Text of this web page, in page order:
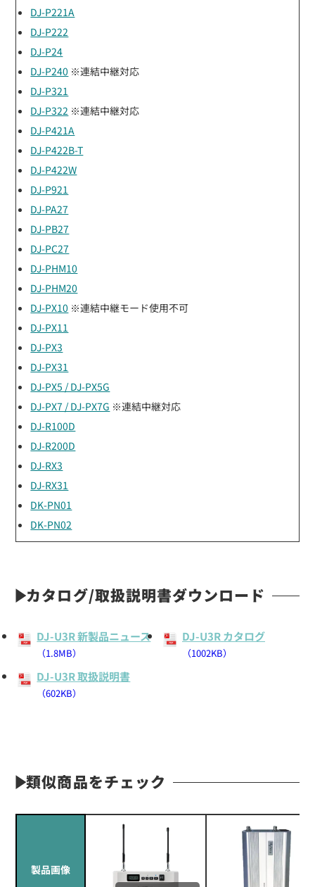
DJ-P221A
DJ-P222
DJ-P24
DJ-P240 ※連結中継対応
DJ-P321
DJ-P322 ※連結中継対応
DJ-P421A
DJ-P422B-T
DJ-P422W
DJ-P921
DJ-PA27
DJ-PB27
DJ-PC27
DJ-PHM10
DJ-PHM20
DJ-PX10 ※連結中継モード使用不可
DJ-PX11
DJ-PX3
DJ-PX31
DJ-PX5 / DJ-PX5G
DJ-PX7 / DJ-PX7G ※連結中継対応
DJ-R100D
DJ-R200D
DJ-RX3
DJ-RX31
DK-PN01
DK-PN02
カタログ/取扱説明書ダウンロード
DJ-U3R 新製品ニュース
（1.8MB）
DJ-U3R カタログ
（1002KB）
DJ-U3R 取扱説明書
（602KB）
類似商品をチェック
製品画像